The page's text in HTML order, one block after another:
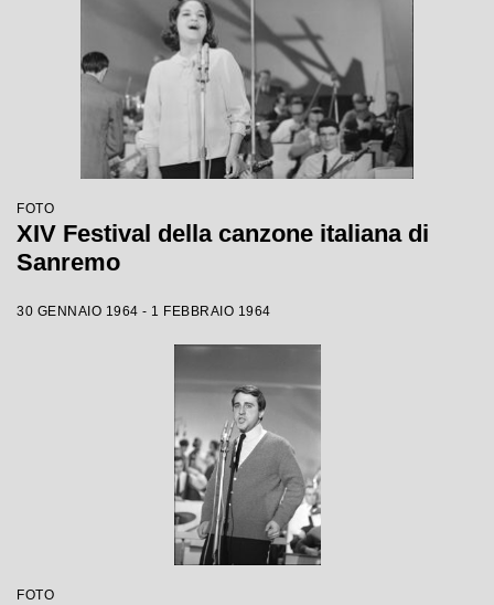
FOTO
XIV Festival della canzone italiana di
Sanremo
30 GENNAIO 1964 - 1 FEBBRAIO 1964
FOTO